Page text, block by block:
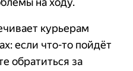
курьерам
если что-то пойдёт
обратиться за